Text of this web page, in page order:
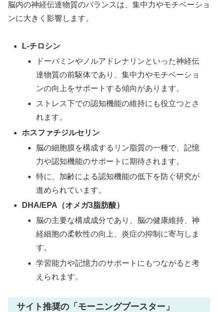
脳内の神経伝達物質のバランスは、集中力やモチベーショ
ンに大きく影響します。
L-チロシン
ドーパミンやノルアドレナリンといった神経伝
達物質の前駆体であり、集中力やモチベーショ
ンの向上をサポートする傾向があります。
ストレス下での認知機能の維持にも役立つとさ
れます。
ホスファチジルセリン
脳の細胞膜を構成するリン脂質の一種で、記憶
力や認知機能のサポートに期待されます。
特に、加齢による認知機能の低下を防ぐ研究が
進められています。
DHA/EPA（オメガ3脂肪酸）
脳の主要な構成成分であり、脳の健康維持、神
経細胞の柔軟性の向上、炎症の抑制に寄与しま
す。
学習能力や記憶力のサポートにもつながると考
えられます。
サイト推奨の「モーニングブースター」